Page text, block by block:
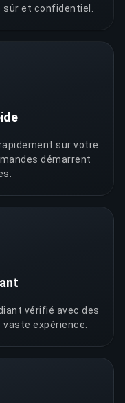
et confidentiel.
sur votre
démarrent
vérifié avec des
expérience.